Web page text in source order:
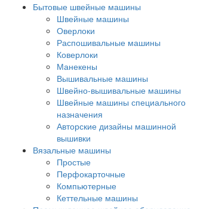
Бытовые швейные машины
Швейные машины
Оверлоки
Распошивальные машины
Коверлоки
Манекены
Вышивальные машины
Швейно-вышивальные машины
Швейные машины специального
назначения
Авторские дизайны машинной
вышивки
Вязальные машины
Простые
Перфокарточные
Компьютерные
Кеттельные машины